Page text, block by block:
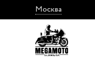
Москва